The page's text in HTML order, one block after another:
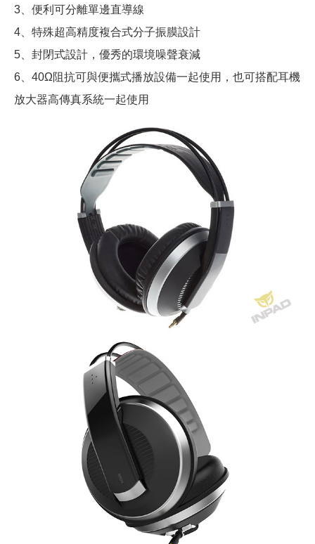
3、便利可分離單邊直導線
4、特殊超高精度複合式分子振膜設計
5、封閉式設計，優秀的環境噪聲衰減
6、40Ω阻抗可與便攜式播放設備一起使用，也可搭配耳機
放大器高傳真系統一起使用